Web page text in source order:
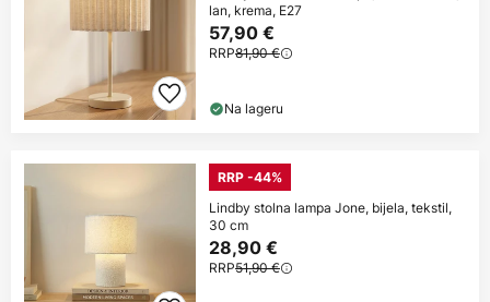
lan, krema, E27
57,90 €
RRP81,90 €
Na lageru
RRP -44%
Lindby stolna lampa Jone, bijela, tekstil,
30 cm
28,90 €
RRP51,90 €